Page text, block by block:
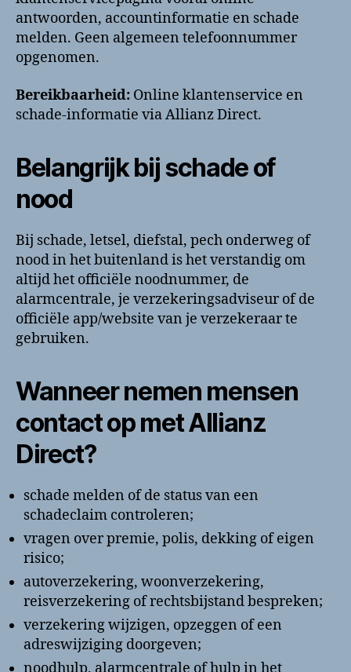
antwoorden, accountinformatie en schade
melden. Geen algemeen telefoonnummer
opgenomen.
Bereikbaarheid: Online klantenservice en
schade-informatie via Allianz Direct.
Belangrijk bij schade of
nood
Bij schade, letsel, diefstal, pech onderweg of
nood in het buitenland is het verstandig om
altijd het officiële noodnummer, de
alarmcentrale, je verzekeringsadviseur of de
officiële app/website van je verzekeraar te
gebruiken.
Wanneer nemen mensen
contact op met Allianz
Direct?
schade melden of de status van een
schadeclaim controleren;
vragen over premie, polis, dekking of eigen
risico;
autoverzekering, woonverzekering,
reisverzekering of rechtsbijstand bespreken;
verzekering wijzigen, opzeggen of een
adreswijziging doorgeven;
noodhulp, alarmcentrale of hulp in het